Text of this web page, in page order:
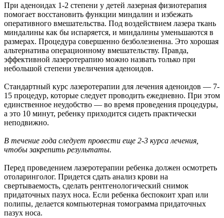
При аденоидах 1-2 степени у детей лазерная физиотерапия
помогает восстановить функции миндалин и избежать
оперативного вмешательства. Под воздействием лазера ткань
миндалины как бы испаряется, и миндалины уменьшаются в
размерах. Процедура совершенно безболезненна. Это хорошая
альтернатива операционному вмешательству. Правда,
эффективной лазеротерапию можно назвать только при
небольшой степени увеличения аденоидов.
Стандартный курс лазеротерапии для лечения аденоидов — 7-
15 процедур, которые следует проводить ежедневно. При этом
единственное неудобство — во время проведения процедуры,
а это 10 минут, ребенку приходится сидеть практически
неподвижно.
В течение года следует провести еще 2-3 курса лечения,
чтобы закрепить результаты.
Перед проведением лазеротерапии ребенка должен осмотреть
отоларинголог. Придется сдать анализ крови на
свертываемость, сделать рентгенологический снимок
придаточных пазух носа. Если ребенка беспокоит храп или
полипы, делается компьютерная томограмма придаточных
пазух носа.